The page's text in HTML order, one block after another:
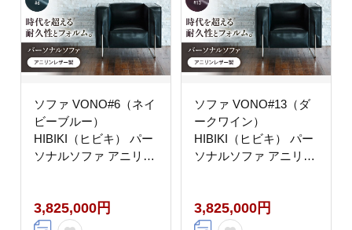
ソファ VONO#6（ネイ
ビーブルー）
HIBIKI（ヒビキ） パー
ソナルソファ アニリン
いす 椅子 人気 おすす
め 広島県福山市/株式会
3,825,000円
ソファ VONO#13（ダ
ークワイン）
HIBIKI（ヒビキ） パー
ソナルソファ アニリン
いす 椅子 人気 おすす
め 広島県福山市/株式会
3,825,000円